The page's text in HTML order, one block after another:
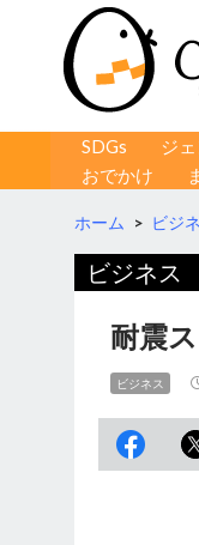
コンテンツへ移動
SDGs ジ
おでかけ
ホーム > ビジ
ビジネス
耐震
ビジネス